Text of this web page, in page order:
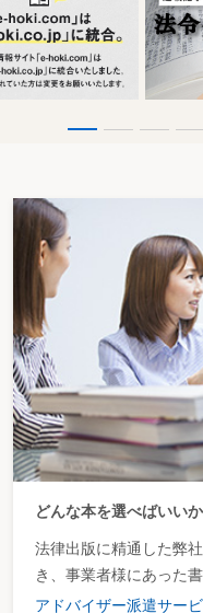
どんな本を選べばいい
法律出版に精通した弊
き、事業者様にあった
アドバイザー派遣サービ